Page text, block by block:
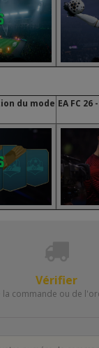
du mode EA FC
Vérifier
la commande ou de